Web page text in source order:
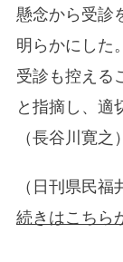
懸念から受診
明らかにした
受診も控える
と指摘し、
（長谷川寛之）
（日刊県民福
続きはこちら